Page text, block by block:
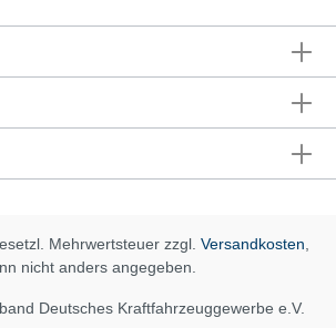
Mehrwertsteuer zzgl. Versandkosten
nicht anders angegeben.
Deutsches Kraftfahrzeuggewerbe e.V.